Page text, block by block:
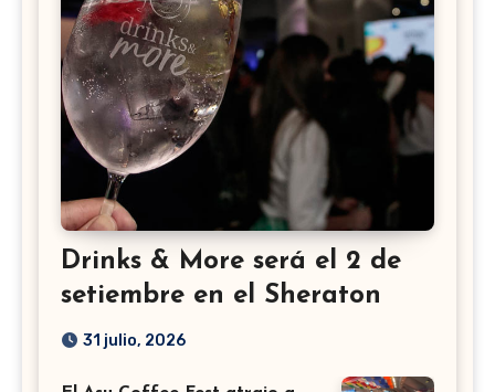
Drinks & More será el 2 de
setiembre en el Sheraton
31 julio, 2026